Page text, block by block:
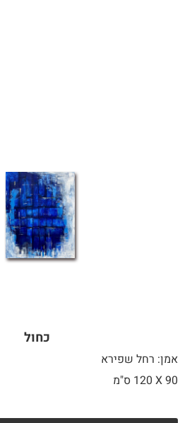
כחול
אמן: רחל שפירא
90 X